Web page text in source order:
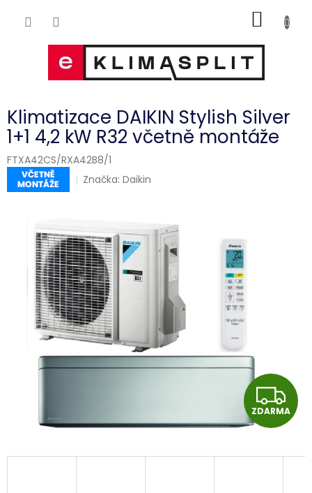
KOŠÍK
Klimatizace DAIKIN Stylish Silver
1+1 4,2 kW R32 včetně montáže
FTXA42CS/RXA42B8/1
Značka:Daikin
Z
D
A
ZDARMA